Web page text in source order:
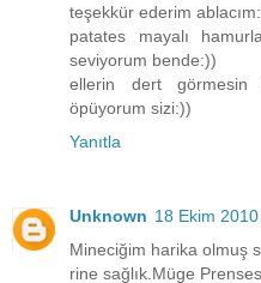
teşekkür ederim
patates mayalı
seviyorum bende:))
ellerin dert görmesin
öpüyorum sizi:))
Yanıtla
Unknown 18 Ekim
Mineciğim harika olmuş
rine sağlık.Müge